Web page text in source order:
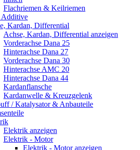
Flachriemen & Keilriemen
Kardan, Differential
Achse, Kardan, Differential anzeigen
Vorderachse Dana 25
Hinterachse Dana 27
Vorderachse Dana 30
Hinterachse AMC 20
Hinterachse Dana 44
Kardanflansche
Kardanwelle & Kreuzgelenk
/ Katalysator & Anbauteile
Elektrik anzeigen
Elektrik - Motor
Elektrik - Motor anzeigen